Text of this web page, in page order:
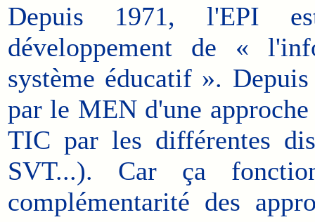
Depuis 1971, l'EPI
développement de «
système éducatif ».
par le MEN d'une
TIC par les différentes
SVT...). Car ça
complémentarité des